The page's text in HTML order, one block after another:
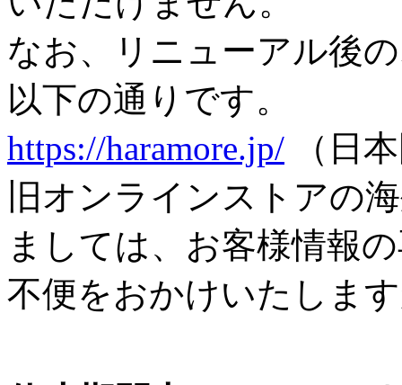
なお、リニューアル後
以下の通りです。
https://haramore.jp/ （日
旧オンラインストアの
ましては、お客様情報
不便をおかけいたしま